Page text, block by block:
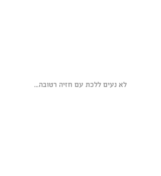
לא נעים ללכת עם חזיה רטובה...